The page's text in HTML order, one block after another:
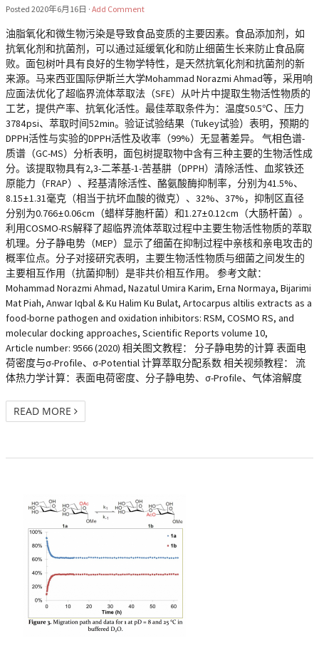
Posted 2020年6月16日 · Add Comment
油脂氧化和微生物污染是导致食品变质的主要因素。食品添加剂，如
抗氧化剂和抗菌剂，可以通过延缓氧化和防止细菌生长来防止食品腐
败。面包树叶具有良好的生物学特性，是天然抗氧化剂和抗菌剂的新
来源。马来西亚国际伊斯兰大学Mohammad Norazmi Ahmad等，采用响
应面法优化了超临界流体萃取法（SFE）从叶片中提取生物活性物质的
工艺，提供产率、抗氧化活性。最佳萃取条件为：温度50.5℃、压力
3784 psi、萃取时间52 min。验证试验结果（Tukey试验）表明，预期的
DPPH活性与实验的DPPH活性及收率（99%）无显著差异。 气相色谱-
质谱（GC-MS）分析表明，面包树提取物中含有三种主要的生物活性成
分。该提取物具有2,3-二苯基-1-苦基肼（DPPH）清除活性、血浆铁还
原能力（FRAP）、羟基清除活性、酪氨酸酶抑制率，分别为41.5%、
8.15 ± 1.31毫克（相当于抗坏血酸的微克）、32%、37%，抑制区直径
分别为0.766 ± 0.06 cm（蜡样芽胞杆菌）和1.27 ± 0.12 cm（大肠杆菌）。
利用COSMO-RS解释了超临界流体萃取过程中主要生物活性物质的萃取
机理。分子静电势（MEP）显示了细菌在抑制过程中亲核和亲电攻击的
概率位点。分子对接研究表明，主要生物活性物质与细菌之间发生的
主要相互作用（抗菌抑制）是非共价相互作用。 参考文献：
Mohammad Norazmi Ahmad, Nazatul Umira Karim, Erna Normaya, Bijarimi
Mat Piah, Anwar Iqbal & Ku Halim Ku Bulat, Artocarpus altilis extracts as a
food-borne pathogen and oxidation inhibitors: RSM, COSMO RS, and
molecular docking approaches, Scientific Reports volume 10,
Article number: 9566 (2020) 相关图文教程： 分子静电势的计算 表面电
荷密度与σ-Profile、σ-Potential 计算萃取分配系数 相关视频教程： 流
体热力学计算：表面电荷密度、分子静电势、σ-Profile、气体溶解度
READ MORE